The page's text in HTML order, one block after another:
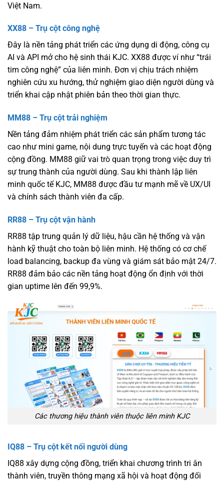
Việt Nam.
XX88 – Trụ cột công nghệ
Đây là nền tảng phát triển các ứng dụng di động, công cụ
AI và API mở cho hệ sinh thái KJC. XX88 được ví như “trái
tim công nghệ” của liên minh. Đơn vị chịu trách nhiệm
nghiên cứu xu hướng, thử nghiệm giao diện người dùng và
triển khai cập nhật phiên bản theo thời gian thực.
MM88 – Trụ cột trải nghiệm
Nền tảng đảm nhiệm phát triển các sản phẩm tương tác
cao như mini game, nội dung trực tuyến và các hoạt động
cộng đồng. MM88 giữ vai trò quan trọng trong việc duy trì
sự trung thành của người dùng. Sau khi thành lập liên
minh quốc tế KJC, MM88 được đầu tư mạnh mẽ về UX/UI
và chính sách thành viên đa cấp.
RR88 – Trụ cột vận hành
RR88 tập trung quản lý dữ liệu, hậu cần hệ thống và vận
hành kỹ thuật cho toàn bộ liên minh. Hệ thống có cơ chế
load balancing, backup đa vùng và giám sát bảo mật 24/7.
RR88 đảm bảo các nền tảng hoạt động ổn định với thời
gian uptime lên đến 99,9%.
Các thương hiệu thành viên thuộc liên minh KJC
IQ88 – Trụ cột kết nối người dùng
IQ88 xây dựng cộng đồng, triển khai chương trình tri ân
thành viên, truyền thông mạng xã hội và hoạt động đối